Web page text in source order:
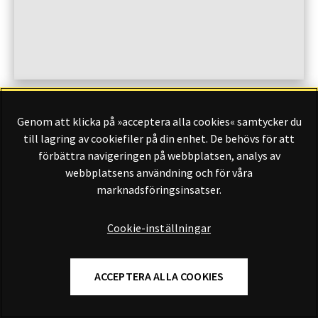
Finansliv ägs av Finansliv Sverige AB, 556784-8741.
Finansliv producerades av Tidningen Journalisten AB till 30
Genom att klicka på »acceptera alla cookies« samtycker du
till lagring av cookiefiler på din enhet. De behövs för att
förbättra navigeringen på webbplatsen, analys av
webbplatsens användning och för våra
marknadsföringsinsatser.
Cookie-inställningar
ACCEPTERA ALLA COOKIES